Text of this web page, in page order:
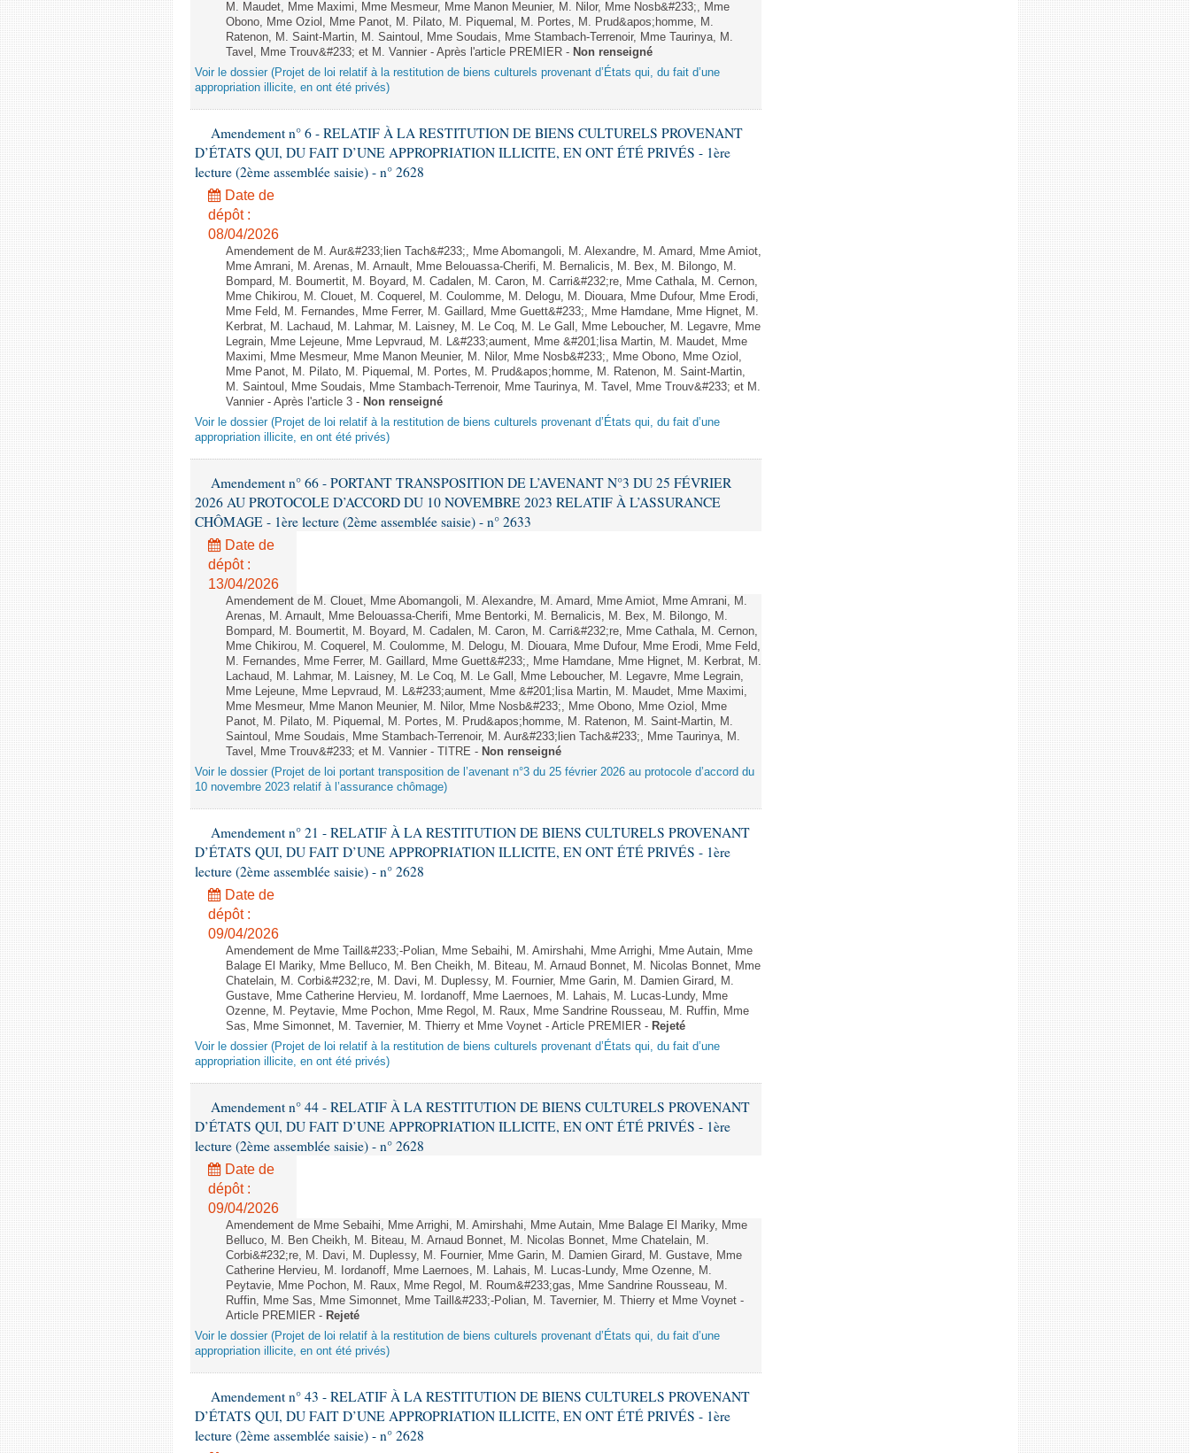
M. Maudet, Mme Maximi, Mme Mesmeur, Mme Manon Meunier, M. Nilor, Mme Nosb&#233;, Mme
Obono, Mme Oziol, Mme Panot, M. Pilato, M. Piquemal, M. Portes, M. Prud&apos;homme, M.
Ratenon, M. Saint-Martin, M. Saintoul, Mme Soudais, Mme Stambach-Terrenoir, Mme Taurinya, M.
Tavel, Mme Trouv&#233; et M. Vannier - Après l'article PREMIER - Non renseigné
Voir le dossier (Projet de loi relatif à la restitution de biens culturels provenant d’États qui, du fait d’une
appropriation illicite, en ont été privés)
Amendement n° 6 - RELATIF À LA RESTITUTION DE BIENS CULTURELS PROVENANT
D’ÉTATS QUI, DU FAIT D’UNE APPROPRIATION ILLICITE, EN ONT ÉTÉ PRIVÉS - 1ère
lecture (2ème assemblée saisie) - n° 2628
Date de
dépôt :
08/04/2026
Amendement de M. Aur&#233;lien Tach&#233;, Mme Abomangoli, M. Alexandre, M. Amard, Mme Amiot,
Mme Amrani, M. Arenas, M. Arnault, Mme Belouassa-Cherifi, M. Bernalicis, M. Bex, M. Bilongo, M.
Bompard, M. Boumertit, M. Boyard, M. Cadalen, M. Caron, M. Carri&#232;re, Mme Cathala, M. Cernon,
Mme Chikirou, M. Clouet, M. Coquerel, M. Coulomme, M. Delogu, M. Diouara, Mme Dufour, Mme Erodi,
Mme Feld, M. Fernandes, Mme Ferrer, M. Gaillard, Mme Guett&#233;, Mme Hamdane, Mme Hignet, M.
Kerbrat, M. Lachaud, M. Lahmar, M. Laisney, M. Le Coq, M. Le Gall, Mme Leboucher, M. Legavre, Mme
Legrain, Mme Lejeune, Mme Lepvraud, M. L&#233;aument, Mme &#201;lisa Martin, M. Maudet, Mme
Maximi, Mme Mesmeur, Mme Manon Meunier, M. Nilor, Mme Nosb&#233;, Mme Obono, Mme Oziol,
Mme Panot, M. Pilato, M. Piquemal, M. Portes, M. Prud&apos;homme, M. Ratenon, M. Saint-Martin,
M. Saintoul, Mme Soudais, Mme Stambach-Terrenoir, Mme Taurinya, M. Tavel, Mme Trouv&#233; et M.
Vannier - Après l'article 3 - Non renseigné
Voir le dossier (Projet de loi relatif à la restitution de biens culturels provenant d’États qui, du fait d’une
appropriation illicite, en ont été privés)
Amendement n° 66 - PORTANT TRANSPOSITION DE L’AVENANT N°3 DU 25 FÉVRIER
2026 AU PROTOCOLE D’ACCORD DU 10 NOVEMBRE 2023 RELATIF À L’ASSURANCE
CHÔMAGE - 1ère lecture (2ème assemblée saisie) - n° 2633
Date de
dépôt :
13/04/2026
Amendement de M. Clouet, Mme Abomangoli, M. Alexandre, M. Amard, Mme Amiot, Mme Amrani, M.
Arenas, M. Arnault, Mme Belouassa-Cherifi, Mme Bentorki, M. Bernalicis, M. Bex, M. Bilongo, M.
Bompard, M. Boumertit, M. Boyard, M. Cadalen, M. Caron, M. Carri&#232;re, Mme Cathala, M. Cernon,
Mme Chikirou, M. Coquerel, M. Coulomme, M. Delogu, M. Diouara, Mme Dufour, Mme Erodi, Mme Feld,
M. Fernandes, Mme Ferrer, M. Gaillard, Mme Guett&#233;, Mme Hamdane, Mme Hignet, M. Kerbrat, M.
Lachaud, M. Lahmar, M. Laisney, M. Le Coq, M. Le Gall, Mme Leboucher, M. Legavre, Mme Legrain,
Mme Lejeune, Mme Lepvraud, M. L&#233;aument, Mme &#201;lisa Martin, M. Maudet, Mme Maximi,
Mme Mesmeur, Mme Manon Meunier, M. Nilor, Mme Nosb&#233;, Mme Obono, Mme Oziol, Mme
Panot, M. Pilato, M. Piquemal, M. Portes, M. Prud&apos;homme, M. Ratenon, M. Saint-Martin, M.
Saintoul, Mme Soudais, Mme Stambach-Terrenoir, M. Aur&#233;lien Tach&#233;, Mme Taurinya, M.
Tavel, Mme Trouv&#233; et M. Vannier - TITRE - Non renseigné
Voir le dossier (Projet de loi portant transposition de l’avenant n°3 du 25 février 2026 au protocole d’accord du
10 novembre 2023 relatif à l’assurance chômage)
Amendement n° 21 - RELATIF À LA RESTITUTION DE BIENS CULTURELS PROVENANT
D’ÉTATS QUI, DU FAIT D’UNE APPROPRIATION ILLICITE, EN ONT ÉTÉ PRIVÉS - 1ère
lecture (2ème assemblée saisie) - n° 2628
Date de
dépôt :
09/04/2026
Amendement de Mme Taill&#233;-Polian, Mme Sebaihi, M. Amirshahi, Mme Arrighi, Mme Autain, Mme
Balage El Mariky, Mme Belluco, M. Ben Cheikh, M. Biteau, M. Arnaud Bonnet, M. Nicolas Bonnet, Mme
Chatelain, M. Corbi&#232;re, M. Davi, M. Duplessy, M. Fournier, Mme Garin, M. Damien Girard, M.
Gustave, Mme Catherine Hervieu, M. Iordanoff, Mme Laernoes, M. Lahais, M. Lucas-Lundy, Mme
Ozenne, M. Peytavie, Mme Pochon, Mme Regol, M. Raux, Mme Sandrine Rousseau, M. Ruffin, Mme
Sas, Mme Simonnet, M. Tavernier, M. Thierry et Mme Voynet - Article PREMIER - Rejeté
Voir le dossier (Projet de loi relatif à la restitution de biens culturels provenant d’États qui, du fait d’une
appropriation illicite, en ont été privés)
Amendement n° 44 - RELATIF À LA RESTITUTION DE BIENS CULTURELS PROVENANT
D’ÉTATS QUI, DU FAIT D’UNE APPROPRIATION ILLICITE, EN ONT ÉTÉ PRIVÉS - 1ère
lecture (2ème assemblée saisie) - n° 2628
Date de
dépôt :
09/04/2026
Amendement de Mme Sebaihi, Mme Arrighi, M. Amirshahi, Mme Autain, Mme Balage El Mariky, Mme
Belluco, M. Ben Cheikh, M. Biteau, M. Arnaud Bonnet, M. Nicolas Bonnet, Mme Chatelain, M.
Corbi&#232;re, M. Davi, M. Duplessy, M. Fournier, Mme Garin, M. Damien Girard, M. Gustave, Mme
Catherine Hervieu, M. Iordanoff, Mme Laernoes, M. Lahais, M. Lucas-Lundy, Mme Ozenne, M.
Peytavie, Mme Pochon, M. Raux, Mme Regol, M. Roum&#233;gas, Mme Sandrine Rousseau, M.
Ruffin, Mme Sas, Mme Simonnet, Mme Taill&#233;-Polian, M. Tavernier, M. Thierry et Mme Voynet -
Article PREMIER - Rejeté
Voir le dossier (Projet de loi relatif à la restitution de biens culturels provenant d’États qui, du fait d’une
appropriation illicite, en ont été privés)
Amendement n° 43 - RELATIF À LA RESTITUTION DE BIENS CULTURELS PROVENANT
D’ÉTATS QUI, DU FAIT D’UNE APPROPRIATION ILLICITE, EN ONT ÉTÉ PRIVÉS - 1ère
lecture (2ème assemblée saisie) - n° 2628